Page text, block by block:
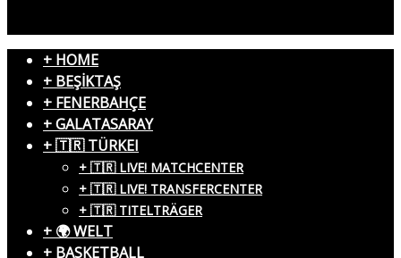
+ HOME
+ BEŞİKTAŞ
+ FENERBAHÇE
+ GALATASARAY
+ 🇹🇷 TÜRKEI
+ 🇹🇷 LIVE! MATCHCENTER
+ 🇹🇷 LIVE! TRANSFERCENTER
+ 🇹🇷 TITELTRÄGER
+ 🌍 WELT
+ BASKETBALL